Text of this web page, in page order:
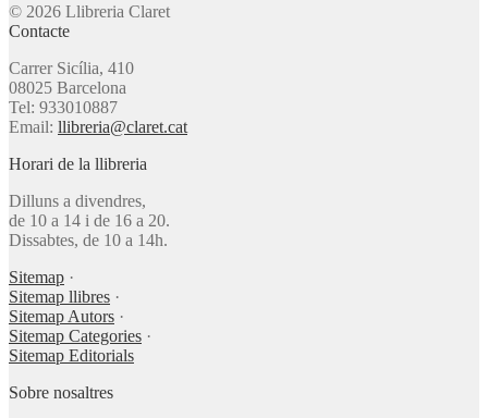
© 2026 Llibreria Claret
Contacte
Carrer Sicília, 410
08025 Barcelona
Tel: 933010887
Email: llibreria@claret.cat
Horari de la llibreria
Dilluns a divendres,
de 10 a 14 i de 16 a 20.
Dissabtes, de 10 a 14h.
Sitemap ·
Sitemap llibres ·
Sitemap Autors ·
Sitemap Categories ·
Sitemap Editorials
Sobre nosaltres